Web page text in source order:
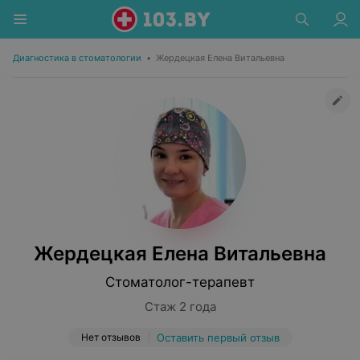
Диагностика в стоматологии • Жердецкая Елена Витальевна
Жердецкая Елена Витальевна
Стоматолог-терапевт
Стаж 2 года
Нет отзывов Оставить первый отзыв